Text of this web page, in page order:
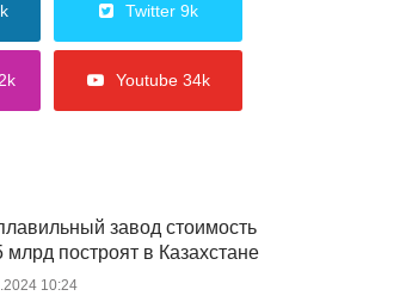
Twitter 9k
Youtube 34k
завод стоимость
млрд построят в Казахстане
10:24